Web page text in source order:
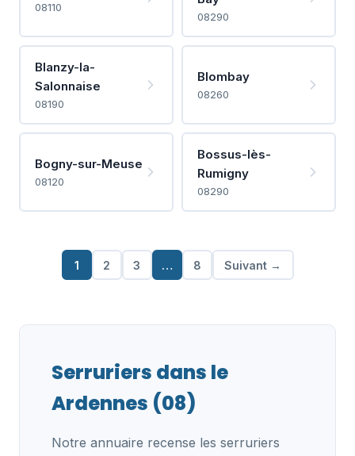
08110
08290
Blanzy-la-
Salonnaise
08190
Blombay
08260
Bogny-sur-Meuse
08120
Bossus-lès-
Rumigny
08290
1 2 3 … 8 Suivant →
Serruriers dans le
Ardennes (08)
Notre annuaire recense les serruriers